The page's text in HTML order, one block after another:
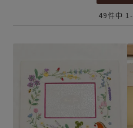
49件中 1 -